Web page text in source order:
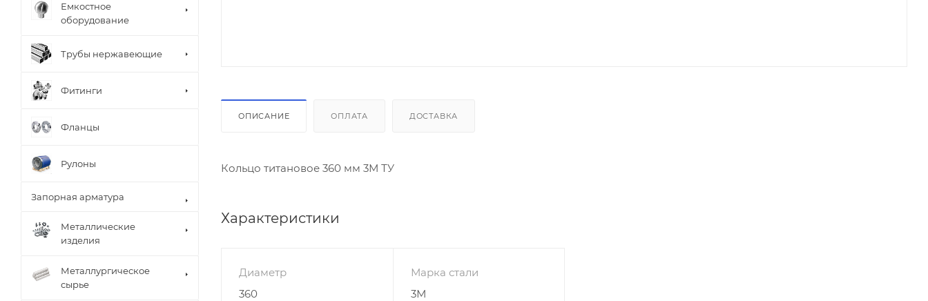
ОПИСАНИЕ ОПЛАТА ДОСТАВКА
Кольцо титановое 360 мм 3М ТУ
Характеристики
Диаметр
360
Марка стали
3М
Емкостное
оборудование
Трубы нержавеющие
Фитинги
Фланцы
Рулоны
Запорная арматура
Металлические
изделия
Металлургическое
сырье